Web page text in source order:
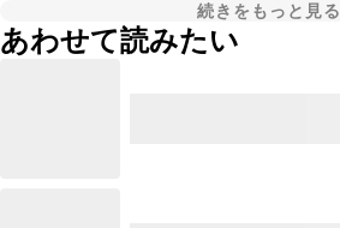
続きをもっと見る
あわせて読みたい